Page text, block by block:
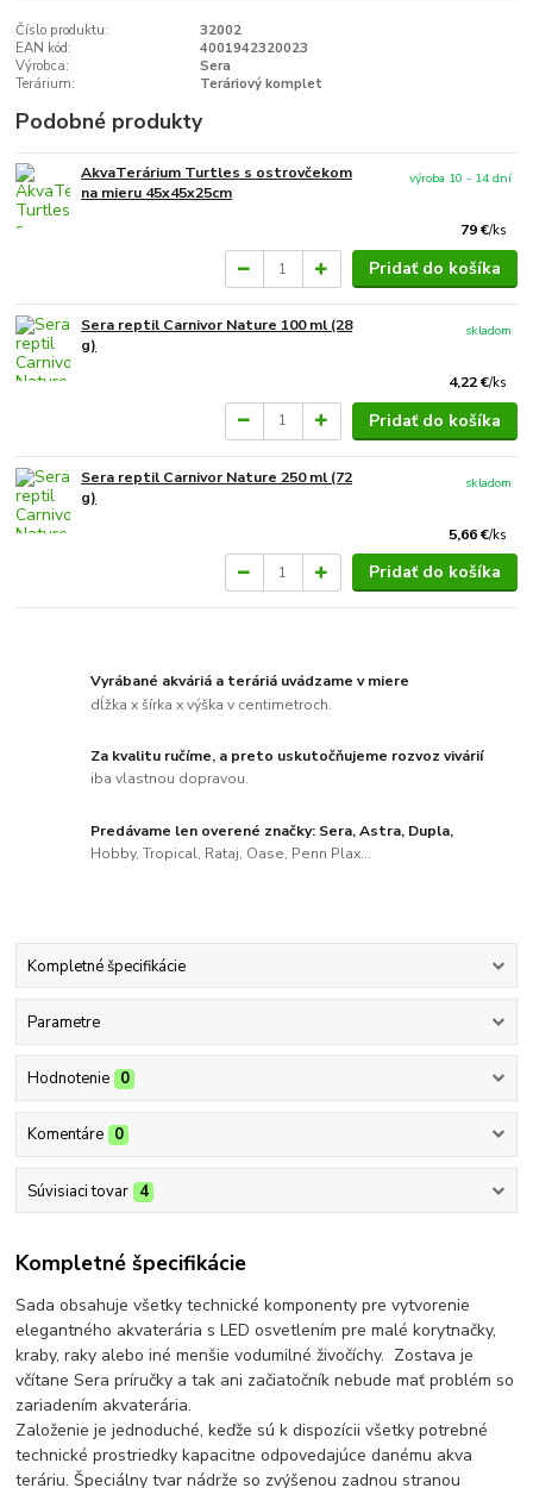
Číslo produktu:
32002
EAN kód:
4001942320023
Výrobca:
Sera
Terárium:
Teráriový komplet
Podobné produkty
AkvaTerárium Turtles s ostrovčekom
na mieru 45x45x25cm
79 €/ks
výroba 10 - 14 dní
Pridať do košíka
Sera reptil Carnivor Nature 100 ml (28
g)
4,22 €/ks
skladom
Pridať do košíka
Sera reptil Carnivor Nature 250 ml (72
g)
5,66 €/ks
skladom
Pridať do košíka
Vyrábané akváriá a teráriá uvádzame v miere
dĺžka x šírka x výška v centimetroch.
Za kvalitu ručíme, a preto uskutočňujeme rozvoz vivárií
iba vlastnou dopravou.
Predávame len overené značky: Sera, Astra, Dupla,
Hobby, Tropical, Rataj, Oase, Penn Plax...
Kompletné špecifikácie
Parametre
Hodnotenie 0
Komentáre 0
Súvisiaci tovar 4
Kompletné špecifikácie
Sada obsahuje všetky technické komponenty pre vytvorenie
elegantného akvaterária s LED osvetlením pre malé korytnačky,
kraby, raky alebo iné menšie vodumilné živočíchy. Zostava je
včítane Sera príručky a tak ani začiatočník nebude mať problém so
zariadením akvaterária.
Založenie je jednoduché, keďže sú k dispozícii všetky potrebné
technické prostriedky kapacitne odpovedajúce danému akva
teráriu. Špeciálny tvar nádrže so zvýšenou zadnou stranou